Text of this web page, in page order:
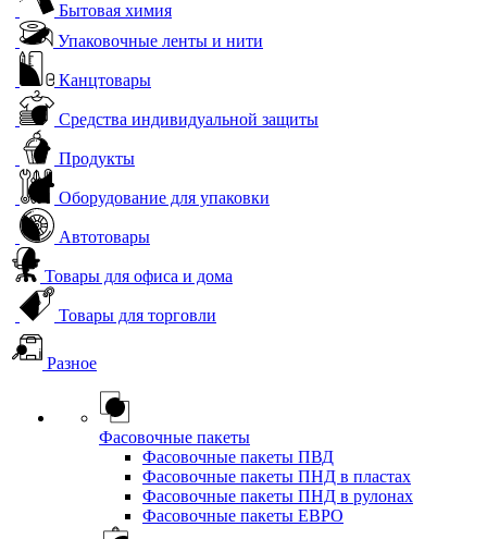
Бытовая химия
Упаковочные ленты и нити
Канцтовары
Средства индивидуальной защиты
Продукты
Оборудование для упаковки
Автотовары
Товары для офиса и дома
Товары для торговли
Разное
Фасовочные пакеты
Фасовочные пакеты ПВД
Фасовочные пакеты ПНД в пластах
Фасовочные пакеты ПНД в рулонах
Фасовочные пакеты ЕВРО